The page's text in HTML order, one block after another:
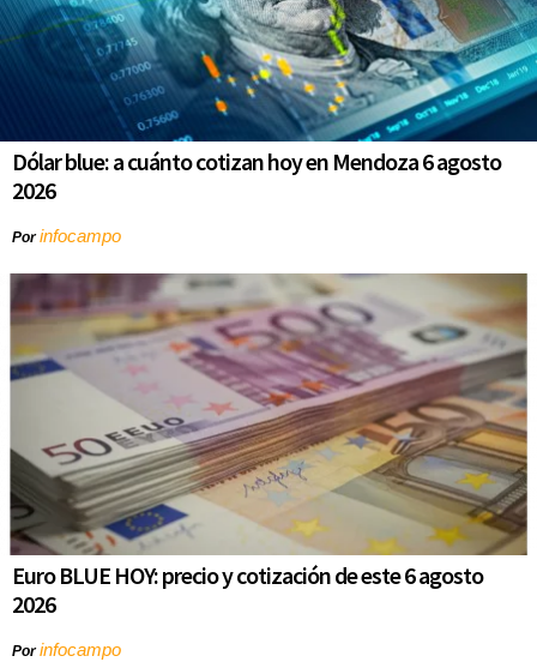
Dólar blue: a cuánto cotizan hoy en Mendoza 6 agosto
2026
Porinfocampo
Euro BLUE HOY: precio y cotización de este 6 agosto
2026
Porinfocampo